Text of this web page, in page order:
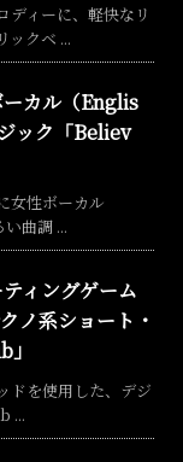
ディーに、軽快なリ
ックベ ...
ーカル（Englis
ック「Believ
女性ボーカル
曲調 ...
ィングゲーム
ノ系ショート・
ドを使用した、デジ
...